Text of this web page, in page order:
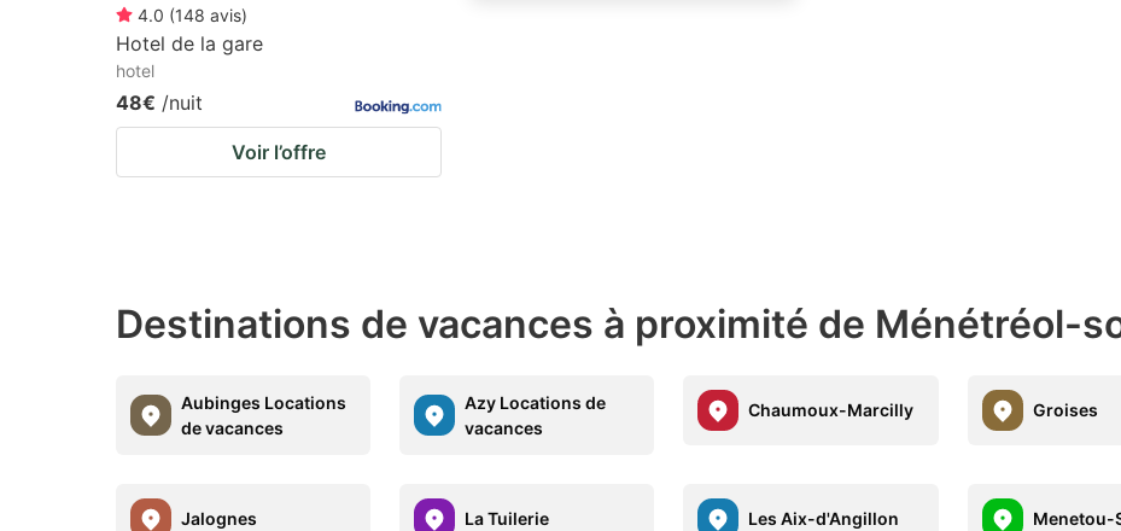
4.0 (148 avis)
Hotel de la gare
hotel
48€ /nuit
Voir l’offre
Destinations de vacances à proximité de Ménétréol-
Aubinges Locations
de vacances
Azy Locations de
vacances
Chaumoux-Marcilly Groises
Jalognes La Tuilerie Les Aix-d'Angillon Menetou-